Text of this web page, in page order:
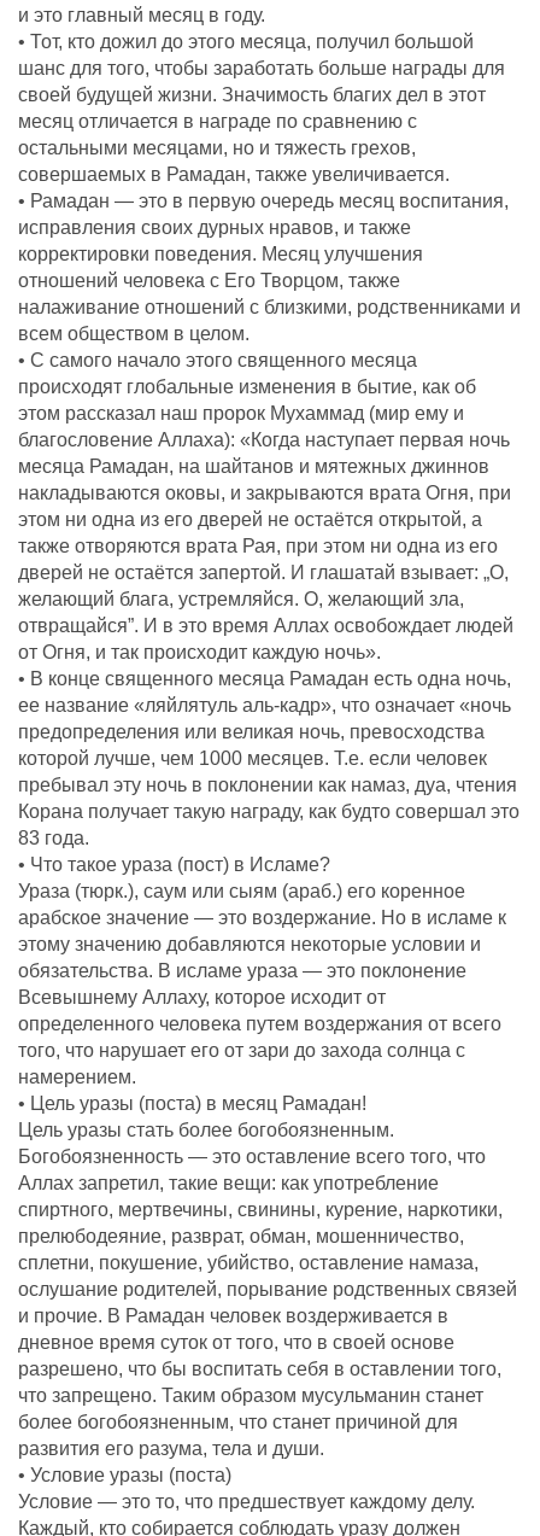
и это главный месяц в году.
• Тот, кто дожил до этого месяца, получил большой
шанс для того, чтобы заработать больше награды для
своей будущей жизни. Значимость благих дел в этот
месяц отличается в награде по сравнению с
остальными месяцами, но и тяжесть грехов,
совершаемых в Рамадан, также увеличивается.
• Рамадан — это в первую очередь месяц воспитания,
исправления своих дурных нравов, и также
корректировки поведения. Месяц улучшения
отношений человека с Его Творцом, также
налаживание отношений с близкими, родственниками и
всем обществом в целом.
• С самого начало этого священного месяца
происходят глобальные изменения в бытие, как об
этом рассказал наш пророк Мухаммад (мир ему и
благословение Аллаха): «Когда наступает первая ночь
месяца Рамадан, на шайтанов и мятежных джиннов
накладываются оковы, и закрываются врата Огня, при
этом ни одна из его дверей не остаётся открытой, а
также отворяются врата Рая, при этом ни одна из его
дверей не остаётся запертой. И глашатай взывает: „О,
желающий блага, устремляйся. О, желающий зла,
отвращайся”. И в это время Аллах освобождает людей
от Огня, и так происходит каждую ночь».
• В конце священного месяца Рамадан есть одна ночь,
ее название «ляйлятуль аль-кадр», что означает «ночь
предопределения или великая ночь, превосходства
которой лучше, чем 1000 месяцев. Т.е. если человек
пребывал эту ночь в поклонении как намаз, дуа, чтения
Корана получает такую награду, как будто совершал это
83 года.
• Что такое ураза (пост) в Исламе?
Ураза (тюрк.), саум или сыям (араб.) его коренное
арабское значение — это воздержание. Но в исламе к
этому значению добавляются некоторые условии и
обязательства. В исламе ураза — это поклонение
Всевышнему Аллаху, которое исходит от
определенного человека путем воздержания от всего
того, что нарушает его от зари до захода солнца с
намерением.
• Цель уразы (поста) в месяц Рамадан!
Цель уразы стать более богобоязненным.
Богобоязненность — это оставление всего того, что
Аллах запретил, такие вещи: как употребление
спиртного, мертвечины, свинины, курение, наркотики,
прелюбодеяние, разврат, обман, мошенничество,
сплетни, покушение, убийство, оставление намаза,
ослушание родителей, порывание родственных связей
и прочие. В Рамадан человек воздерживается в
дневное время суток от того, что в своей основе
разрешено, что бы воспитать себя в оставлении того,
что запрещено. Таким образом мусульманин станет
более богобоязненным, что станет причиной для
развития его разума, тела и души.
• Условие уразы (поста)
Условие — это то, что предшествует каждому делу.
Каждый, кто собирается соблюдать уразу должен